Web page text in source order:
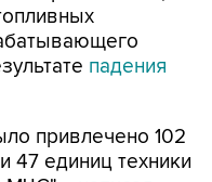
падения
привлечено 102
47 единиц техники